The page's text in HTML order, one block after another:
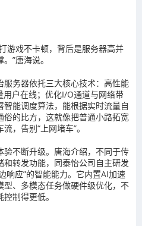
戏不卡顿，背后是服务器高并
”唐海说。
务器依托三大核心技术：高性能
用户在线；优化I/O通道与网络带
能调度算法，能根据实时流量自
的比方，这就像把普通小路拓宽
，告别“上网堵车”。
不断升级。唐海介绍，不同于传
转发功能，同泰怡公司自主研发
响应”的智能能力。它内置AI加速
、多模态任务做硬件级优化，不
制得更低。